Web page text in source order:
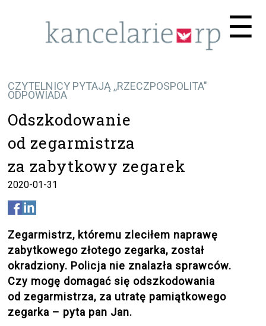
☰
CZYTELNICY PYTAJĄ ,,RZECZPOSPOLITA"
ODPOWIADA
Odszkodowanie
od zegarmistrza
za zabytkowy zegarek
2020-01-31
Zegarmistrz, któremu zleciłem naprawę
zabytkowego złotego zegarka, został
okradziony. Policja nie znalazła sprawców.
Czy mogę domagać się odszkodowania
od zegarmistrza, za utratę pamiątkowego
zegarka – pyta pan Jan.